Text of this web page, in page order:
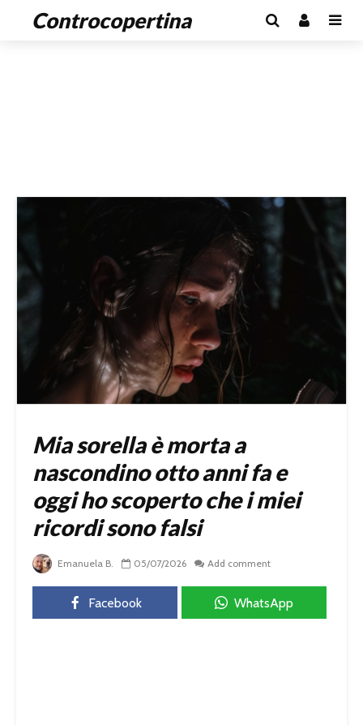
Controcopertina
Mia sorella è morta a
nascondino otto anni fa e
oggi ho scoperto che i miei
ricordi sono falsi
Emanuela B. 05/07/2026 Add comment
Facebook WhatsApp